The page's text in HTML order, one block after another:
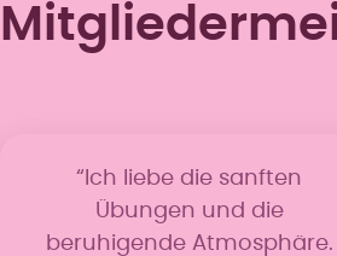
“Ich liebe die sanften
Übungen und die
beruhigende Atmosphäre.